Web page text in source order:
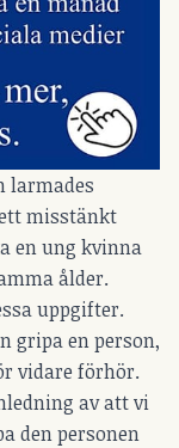
larmades
misstänkt
en ung kvinna
ålder.
uppgifter.
gripa en person,
vidare förhör.
av att vi
den personen